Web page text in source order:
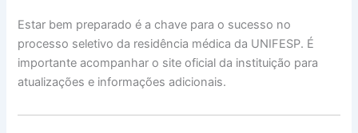
Estar bem preparado é a chave para o sucesso no
processo seletivo da residência médica da UNIFESP. É
importante acompanhar o site oficial da instituição para
atualizações e informações adicionais.